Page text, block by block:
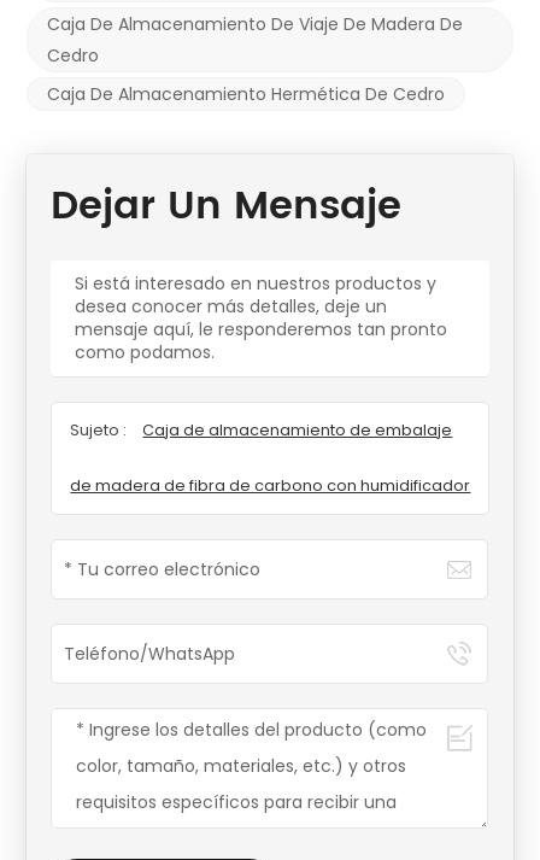
Caja De Almacenamiento De Viaje De Madera De
Cedro
Caja De Almacenamiento Hermética De Cedro
Dejar Un Mensaje
Si está interesado en nuestros productos y
desea conocer más detalles, deje un
mensaje aquí, le responderemos tan pronto
como podamos.
Sujeto : Caja de almacenamiento de embalaje
de madera de fibra de carbono con humidificador